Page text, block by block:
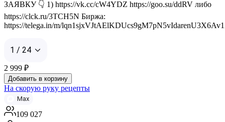
ЗАЯВКУ 👇 1) https://vk.cc/cW4YDZ https://goo.su/ddRV либо
https://clck.ru/3TCH5N Биржа:
https://telega.in/m/
1 / 24
2 999 ₽
Добавить в корзину
На скорую руку рецепты
Max
109 027